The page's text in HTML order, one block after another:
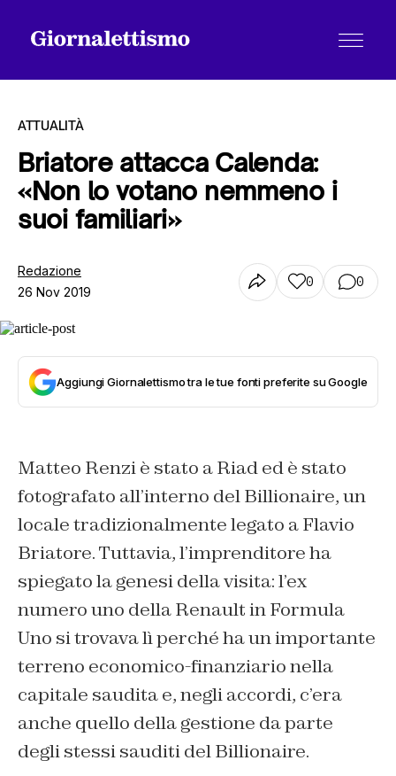
Tutti gli articoli
Chi siamo
Contatti
ATTUALITÀ
Briatore attacca Calenda:
«Non lo votano nemmeno i
suoi familiari»
Redazione
26 Nov 2019
0 0
Aggiungi Giornalettismo tra le tue fonti preferite su Google
Matteo Renzi è stato a Riad ed è stato
fotografato all’interno del Billionaire, un
locale tradizionalmente legato a Flavio
Briatore. Tuttavia, l’imprenditore ha
spiegato la genesi della visita: l’ex
numero uno della Renault in Formula
Uno si trovava lì perché ha un importante
terreno economico-finanziario nella
capitale saudita e, negli accordi, c’era
anche quello della gestione da parte
degli stessi sauditi del Billionaire.